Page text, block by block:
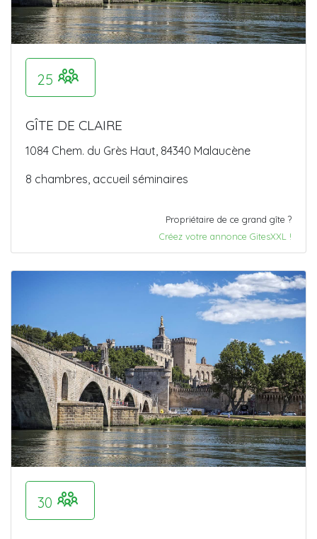
25
GÎTE DE CLAIRE
1084 Chem. du Grès Haut, 84340 Malaucène
8 chambres, accueil séminaires
Propriétaire de ce grand gîte ?
Créez votre annonce GitesXXL !
30